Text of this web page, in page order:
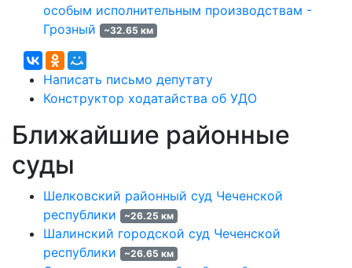
особым исполнительным производствам -
Грозный
~32.65 км
Написать письмо депутату
Конструктор ходатайства об УДО
Ближайшие районные
суды
Шелковский районный суд Чеченской
республики
~26.25 км
Шалинский городской суд Чеченской
республики
~26.65 км